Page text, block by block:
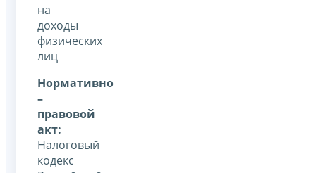
на
доходы
физических
лиц
Нормативно
–
правовой
акт:
Налоговый
кодекс